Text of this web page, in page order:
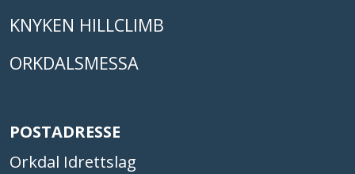
KNYKEN HILLCLIMB
ORKDALSMESSA
POSTADRESSE
Orkdal Idrettslag